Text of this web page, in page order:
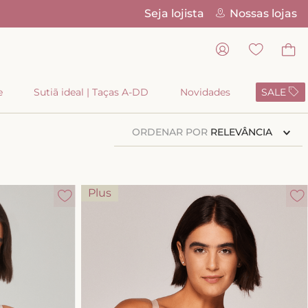
Seja lojista Nossas lojas
Sutiã ideal | Taças A-DD Novidades SALE
ORDENAR POR RELEVÂNCIA
Plus